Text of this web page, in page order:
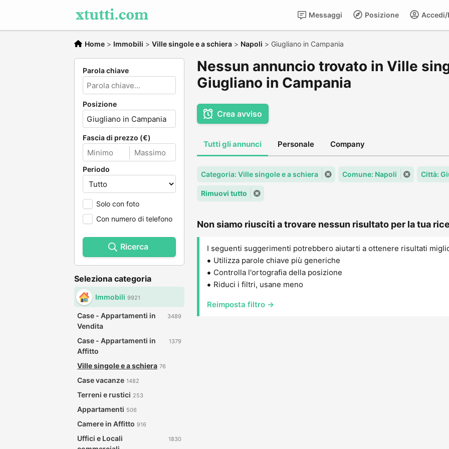
Posizione
Messaggi
Home > Immobili > Ville singole e a schiera > Napoli > Giugliano in Campania
Parola chiave
Posizione
Fascia di prezzo (€)
Periodo
Solo con foto
Con numero di telefono
Ricerca
Seleziona categoria
Immobili 9921
Case - Appartamenti in
Vendita
3489
Case - Appartamenti in
Affitto
1379
Ville singole e a schiera 76
Case vacanze 1482
Terreni e rustici 253
Appartamenti 506
Camere in Affitto 916
Uffici e Locali
1830
Nessun annuncio trovato in Ville
Giugliano in Campania
Crea avviso
Tutti gli annunci Personale Company
Categoria: Ville singole e a schiera Comune: Napoli Città:
Rimuovi tutto
Non siamo riusciti a trovare nessun risultato per la tua
I seguenti suggerimenti potrebbero aiutarti a ottenere risultati
Utilizza parole chiave più generiche
Controlla l'ortografia della posizione
Riduci i filtri, usane meno
Reimposta filtro →